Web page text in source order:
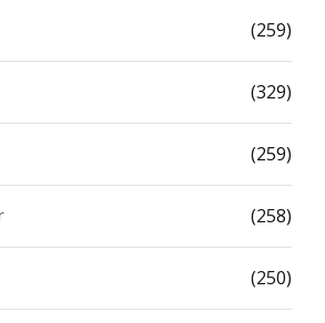
(259)
(329)
(259)
(258)
(250)